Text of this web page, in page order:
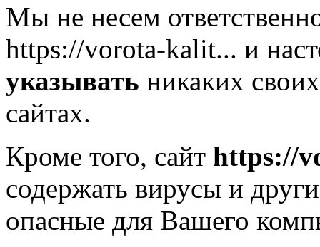
Мы не несем
https://vorota-kalit... и
указывать никаких
сайтах.
Кроме того, сайт https://
содержать вирусы и
опасные для Вашего